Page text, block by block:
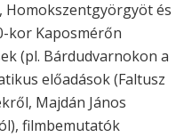
és
kor Kaposmérőn
(pl. Bárdudvarnokon a
előadások (Faltusz
Majdán János
filmbemutatók